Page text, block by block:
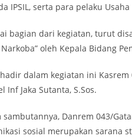
IPSIL, serta para pelaku
bagian dari kegiatan, turut
oleh Kepala Bidang
dalam kegiatan ini Kasrem
Inf Jaka Sutanta, S.Sos.
sambutannya, Danrem 043/
sosial merupakan sarana